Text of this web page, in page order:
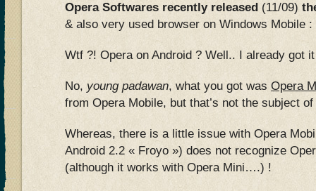
Opera Softwares recently released (11/09)
& also very used browser on Windows Mobile :
Wtf ?! Opera on Android ? Well.. I already got
No, young padawan, what you got was Opera
from Opera Mobile, but that’s not the subject
Whereas, there is a little issue with Opera
Android 2.2 « Froyo ») does not recognize
(although it works with Opera Mini….) !